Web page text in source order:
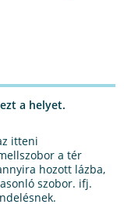
a helyet.
itteni
a tér
hozott lázba,
szobor. ifj.